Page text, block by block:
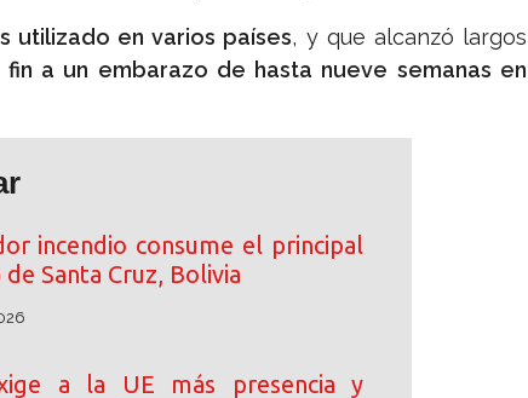
utilizado en varios países, y que alcanzó largos
a un embarazo de hasta nueve semanas en
incendio consume el principal
Santa Cruz, Bolivia
a la UE más presencia y